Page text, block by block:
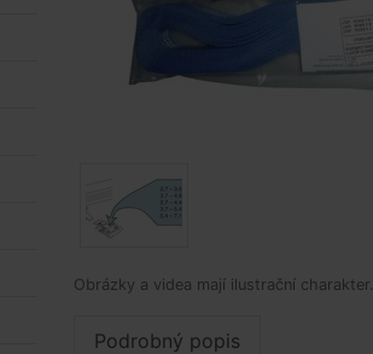
Obrázky a videa mají ilustrační charakter.
Podrobný popis